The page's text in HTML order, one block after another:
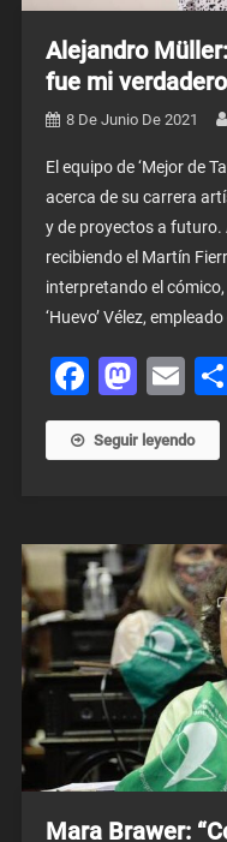
Alejandro
fue mi
8 De Junio De 2021
El equipo de ‘Mejor de
acerca de su carrera
y de proyectos a
recibiendo el Martín
interpretando el
‘Huevo’ Vélez,
Seguir leyendo
Mara Brawer: